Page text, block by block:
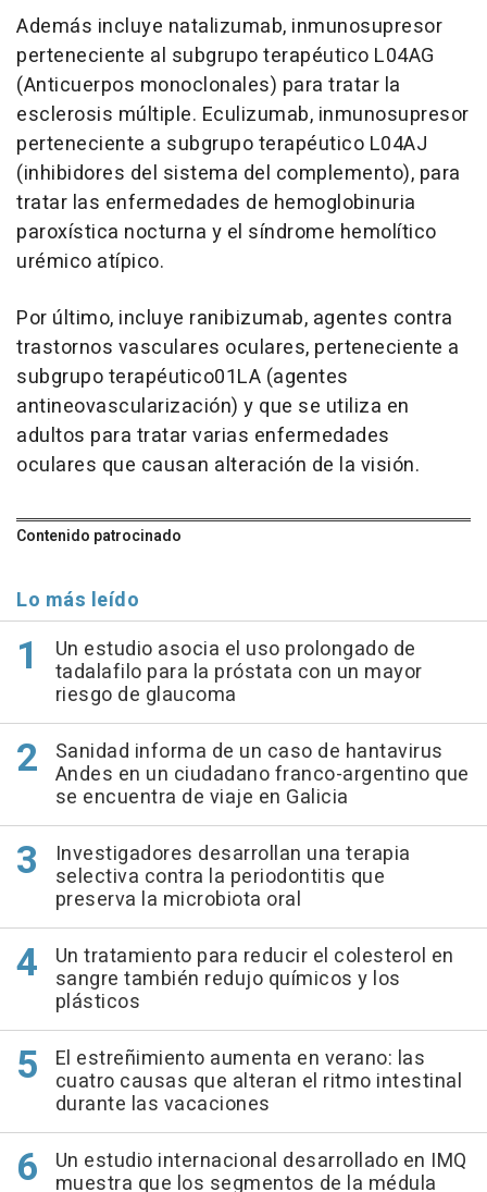
Además incluye natalizumab, inmunosupresor
perteneciente al subgrupo terapéutico L04AG
(Anticuerpos monoclonales) para tratar la
esclerosis múltiple. Eculizumab, inmunosupresor
perteneciente a subgrupo terapéutico L04AJ
(inhibidores del sistema del complemento), para
tratar las enfermedades de hemoglobinuria
paroxística nocturna y el síndrome hemolítico
urémico atípico.
Por último, incluye ranibizumab, agentes contra
trastornos vasculares oculares, perteneciente a
subgrupo terapéutico01LA (agentes
antineovascularización) y que se utiliza en
adultos para tratar varias enfermedades
oculares que causan alteración de la visión.
Contenido patrocinado
Lo más leído
Un estudio asocia el uso prolongado de
tadalafilo para la próstata con un mayor
riesgo de glaucoma
Sanidad informa de un caso de hantavirus
Andes en un ciudadano franco-argentino que
se encuentra de viaje en Galicia
Investigadores desarrollan una terapia
selectiva contra la periodontitis que
preserva la microbiota oral
Un tratamiento para reducir el colesterol en
sangre también redujo químicos y los
plásticos
El estreñimiento aumenta en verano: las
cuatro causas que alteran el ritmo intestinal
durante las vacaciones
Un estudio internacional desarrollado en IMQ
muestra que los segmentos de la médula